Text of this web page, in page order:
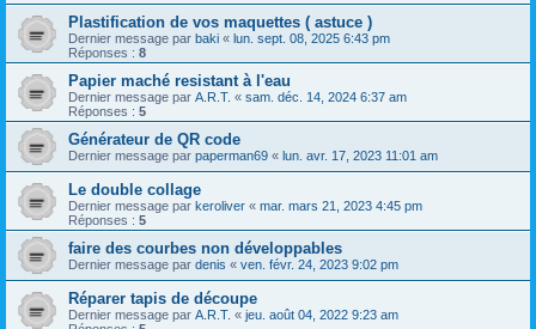
Plastification de vos maquettes ( astuce )
Dernier message par baki « lun. sept. 08, 2025 6:43 pm
Réponses : 8
Papier maché resistant à l'eau
Dernier message par A.R.T. « sam. déc. 14, 2024 6:37 am
Réponses : 5
Générateur de QR code
Dernier message par paperman69 « lun. avr. 17, 2023 11:01 am
Le double collage
Dernier message par keroliver « mar. mars 21, 2023 4:45 pm
Réponses : 5
faire des courbes non développables
Dernier message par denis « ven. févr. 24, 2023 9:02 pm
Réparer tapis de découpe
Dernier message par A.R.T. « jeu. août 04, 2022 9:23 am